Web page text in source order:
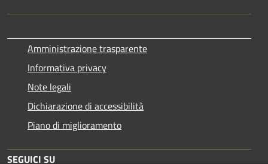
Amministrazione trasparente
Informativa privacy
Note legali
Dichiarazione di accessibilità
Piano di miglioramento
SEGUICI SU